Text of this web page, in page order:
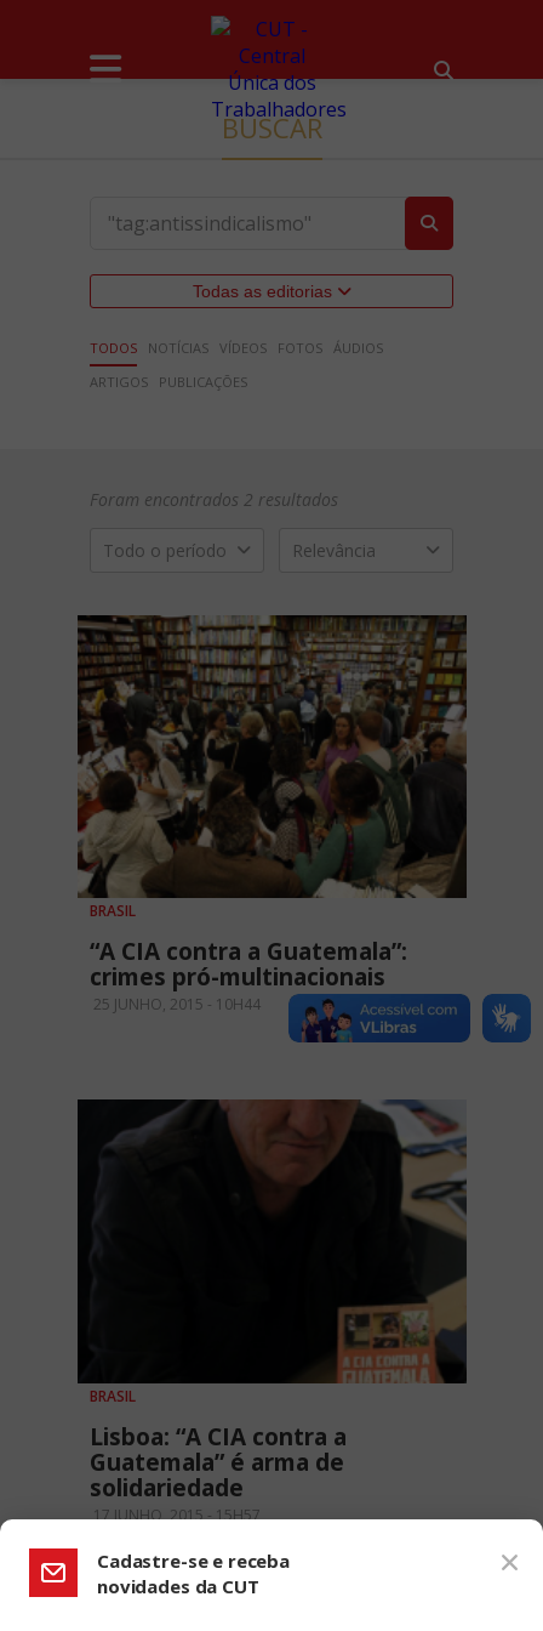
BUSCAR
Todas as editorias
TODOS NOTÍCIAS VÍDEOS FOTOS ÁUDIOS
ARTIGOS
PUBLICAÇÕES
Foram encontrados 2 resultados
Todo o período Relevância
BRASIL
“A CIA contra a Guatemala”:
crimes pró-multinacionais
25 JUNHO, 2015 - 10H44
BRASIL
Lisboa: “A CIA contra a
Guatemala” é arma de
solidariedade
17 JUNHO, 2015 - 15H57
Cadastre-se e receba
novidades da CUT